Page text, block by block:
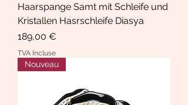
Haarspange Samt mit Schleife und
Kristallen Hasrschleife Diasya
Prix
189,00 €
TVA Incluse
Nouveau